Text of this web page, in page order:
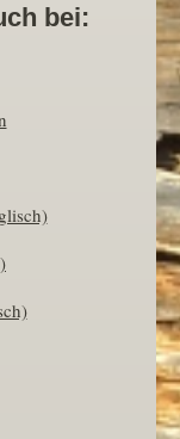
bei: